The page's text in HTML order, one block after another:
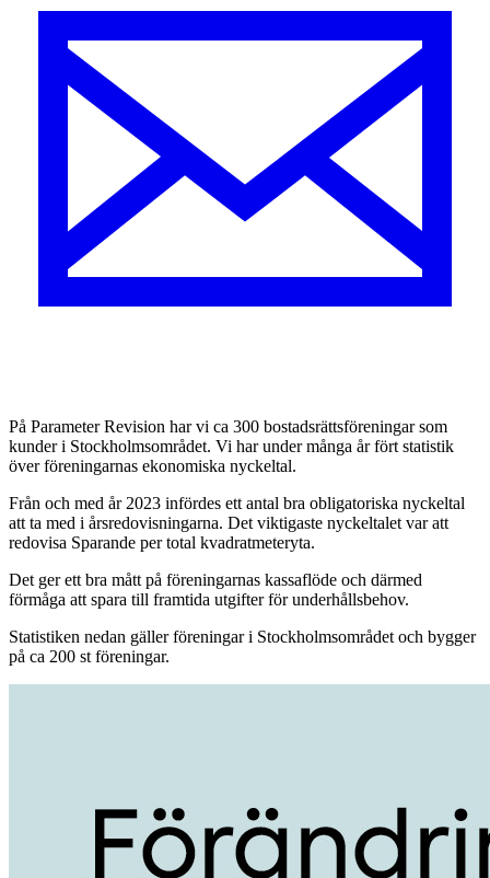
På Parameter Revision har vi ca 300 bostadsrättsföreningar som
kunder i Stockholmsområdet. Vi har under många år fört statistik
över föreningarnas ekonomiska nyckeltal.
Från och med år 2023 infördes ett antal bra obligatoriska nyckeltal
att ta med i årsredovisningarna. Det viktigaste nyckeltalet var att
redovisa Sparande per total kvadratmeteryta.
Det ger ett bra mått på föreningarnas kassaflöde och därmed
förmåga att spara till framtida utgifter för underhållsbehov.
Statistiken nedan gäller föreningar i Stockholmsområdet och bygger
på ca 200 st föreningar.